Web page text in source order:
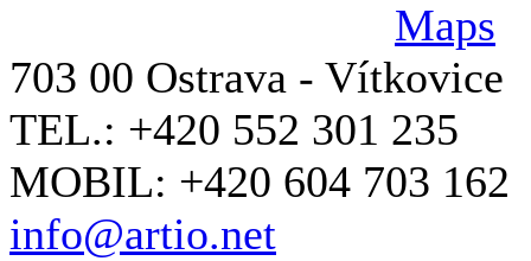
703 00 Ostrava - Vítkovice
TEL.: +420 552 301 235
MOBIL: +420 604 703 162
info@artio.net